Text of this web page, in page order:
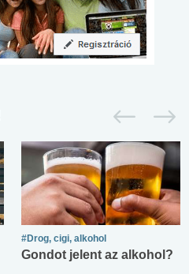
#Drog, cigi, alkohol
Gondot jelent az alkohol?